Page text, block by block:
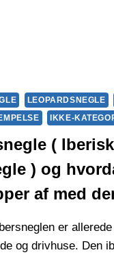
LEOPARDSNEGLE
IKKE-
(
) og
af med
er
og drivhuse. Den